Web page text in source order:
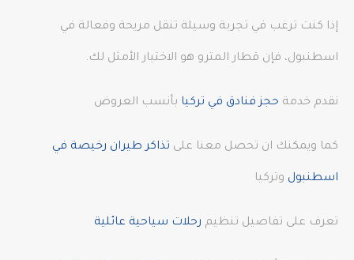
إذا كنت ترغب في تجربة وسيلة تنقل مريحة وفعالة في
اسطنبول، فإن قطار المترو هو الاختيار الأمثل لك.
نقدم خدمة حجز فنادق في تركيا بأنسب العروض
كما ويمكنك ان تحصل معنا على تذاكر طيران رخيصة في
اسطنبول وتركيا
تعرف على تفاصيل تنظيم رحلات سياحية عائلية